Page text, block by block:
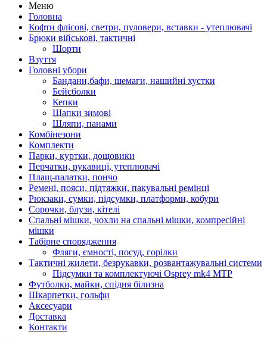
Меню
Головна
Кофти флісові, светри, пуловери, вставки - утеплювачі
Брюки військові, тактичні
Шорти
Взуття
Головні убори
Бандани,бафи, шемаги, нашийні хустки
Бейсболки
Кепки
Шапки зимові
Шляпи, панами
Комбінезони
Комплекти
Парки, куртки, дощовики
Перчатки, рукавиці, утеплювачі
Плащ-палатки, пончо
Ремені, пояси, підтяжки, пакувальні ремінці
Рюкзаки, сумки, підсумки, платформи, кобури
Сорочки, блузи, кітелі
Спальні мішки, чохли на спальні мішки, компресійні
мішки
Табірне спорядження
Фляги, ємності, посуд, горілки
Тактичні жилети, безрукавки, розвантажувальні системи
Підсумки та комплектуючі Osprey mk4 MTP
Футболки, майки, спідня білизна
Шкарпетки, гольфи
Аксесуари
Доставка
Контакти